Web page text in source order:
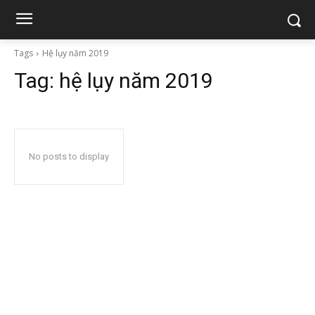
Tags Hệ lụy năm 2019
Tag: hệ lụy năm 2019
No posts to display